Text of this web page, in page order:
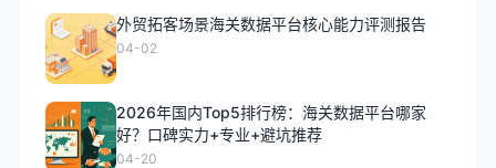
外贸拓客场景海关数据平台核心能力评测报告
04-02
2026年国内Top5排行榜：海关数据平台哪家
好？口碑实力+专业+避坑推荐
04-20